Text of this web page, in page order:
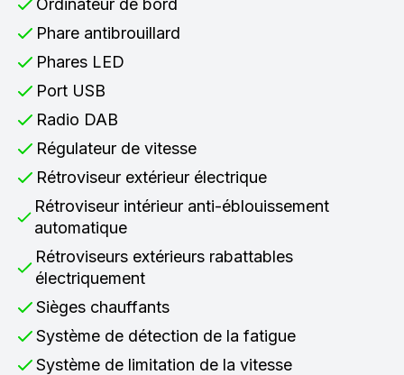
Ordinateur de bord
Phare antibrouillard
Phares LED
Port USB
Radio DAB
Régulateur de vitesse
Rétroviseur extérieur électrique
Rétroviseur intérieur anti-éblouissement
automatique
Rétroviseurs extérieurs rabattables
électriquement
Sièges chauffants
Système de détection de la fatigue
Système de limitation de la vitesse